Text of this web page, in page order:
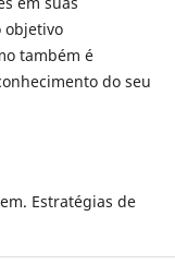
objetivo
também é
do seu
Estratégias de